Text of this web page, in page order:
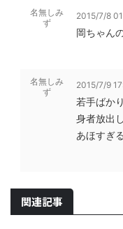
名無しみ
ず
2015/7/8
岡ちゃん
名無しみ
ず
2015/7/9
若手ばか
身者放出
あほすぎ
関連記事